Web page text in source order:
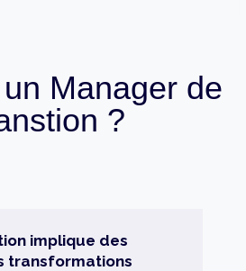
Manager de
?
implique des
transformations